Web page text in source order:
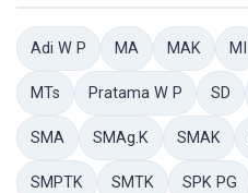
Adi W P MA MAK MI
MTs Pratama W P SD
SMA SMAg.K SMAK
SMPTK SMTK SPK PG